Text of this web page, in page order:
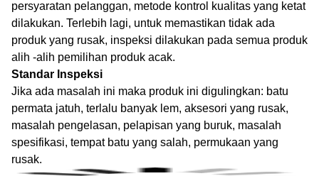
persyaratan pelanggan, metode kontrol kualitas yang ketat
dilakukan. Terlebih lagi, untuk memastikan tidak ada
produk yang rusak, inspeksi dilakukan pada semua produk
alih -alih pemilihan produk acak.
Standar Inspeksi
Jika ada masalah ini maka produk ini digulingkan: batu
permata jatuh, terlalu banyak lem, aksesori yang rusak,
masalah pengelasan, pelapisan yang buruk, masalah
spesifikasi, tempat batu yang salah, permukaan yang
rusak.